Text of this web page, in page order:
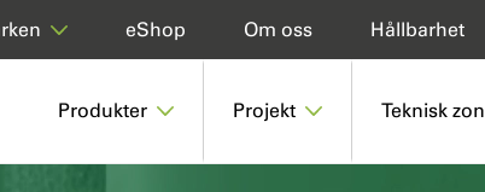
Produkter Projekt Teknisk zon
eShop Om oss Hållbarhet